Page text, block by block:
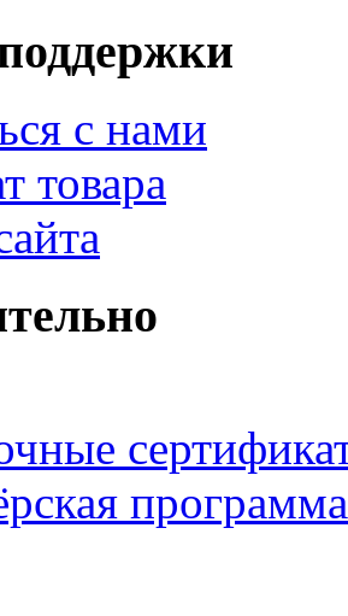
с нами
товара
программа